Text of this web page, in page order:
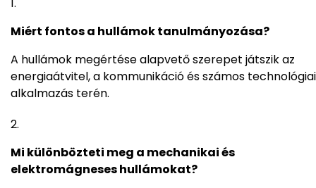
Miért fontos a hullámok tanulmányozása?
A hullámok megértése alapvető szerepet játszik az
energiaátvitel, a kommunikáció és számos technológiai
alkalmazás terén.
Mi különbözteti meg a mechanikai és
elektromágneses hullámokat?